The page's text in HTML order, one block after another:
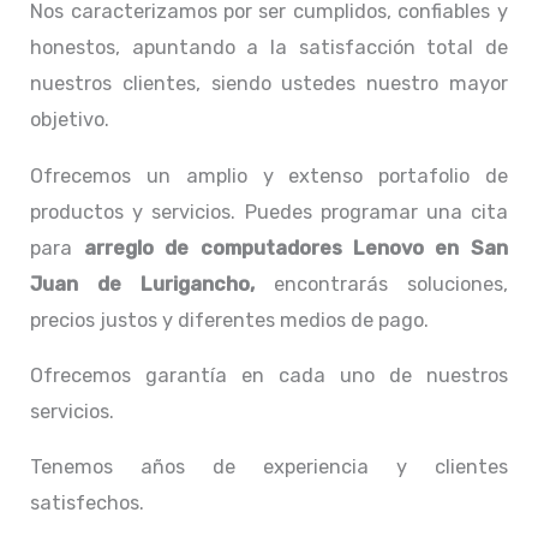
Nos caracterizamos por ser cumplidos, confiables y
honestos, apuntando a la satisfacción total de
nuestros clientes, siendo ustedes nuestro mayor
objetivo.
Ofrecemos un amplio y extenso portafolio de
productos y servicios. Puedes programar una cita
para arreglo de computadoresLenovoen San
Juan de Lurigancho, encontrarás soluciones,
precios justos y diferentes medios de pago.
Ofrecemos garantía en cada uno de nuestros
servicios.
Tenemos años de experiencia y clientes
satisfechos.